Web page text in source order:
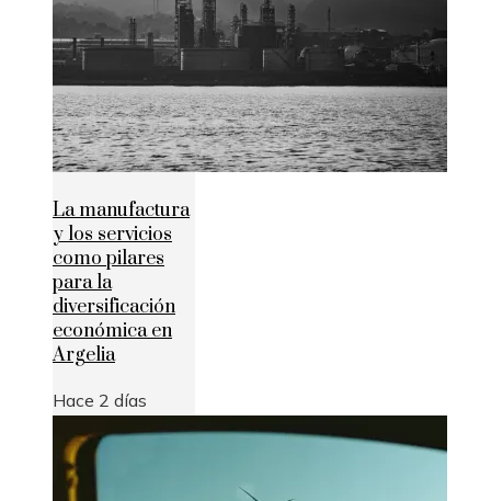
La manufactura
y los servicios
como pilares
para la
diversificación
económica en
Argelia
Hace 2 días